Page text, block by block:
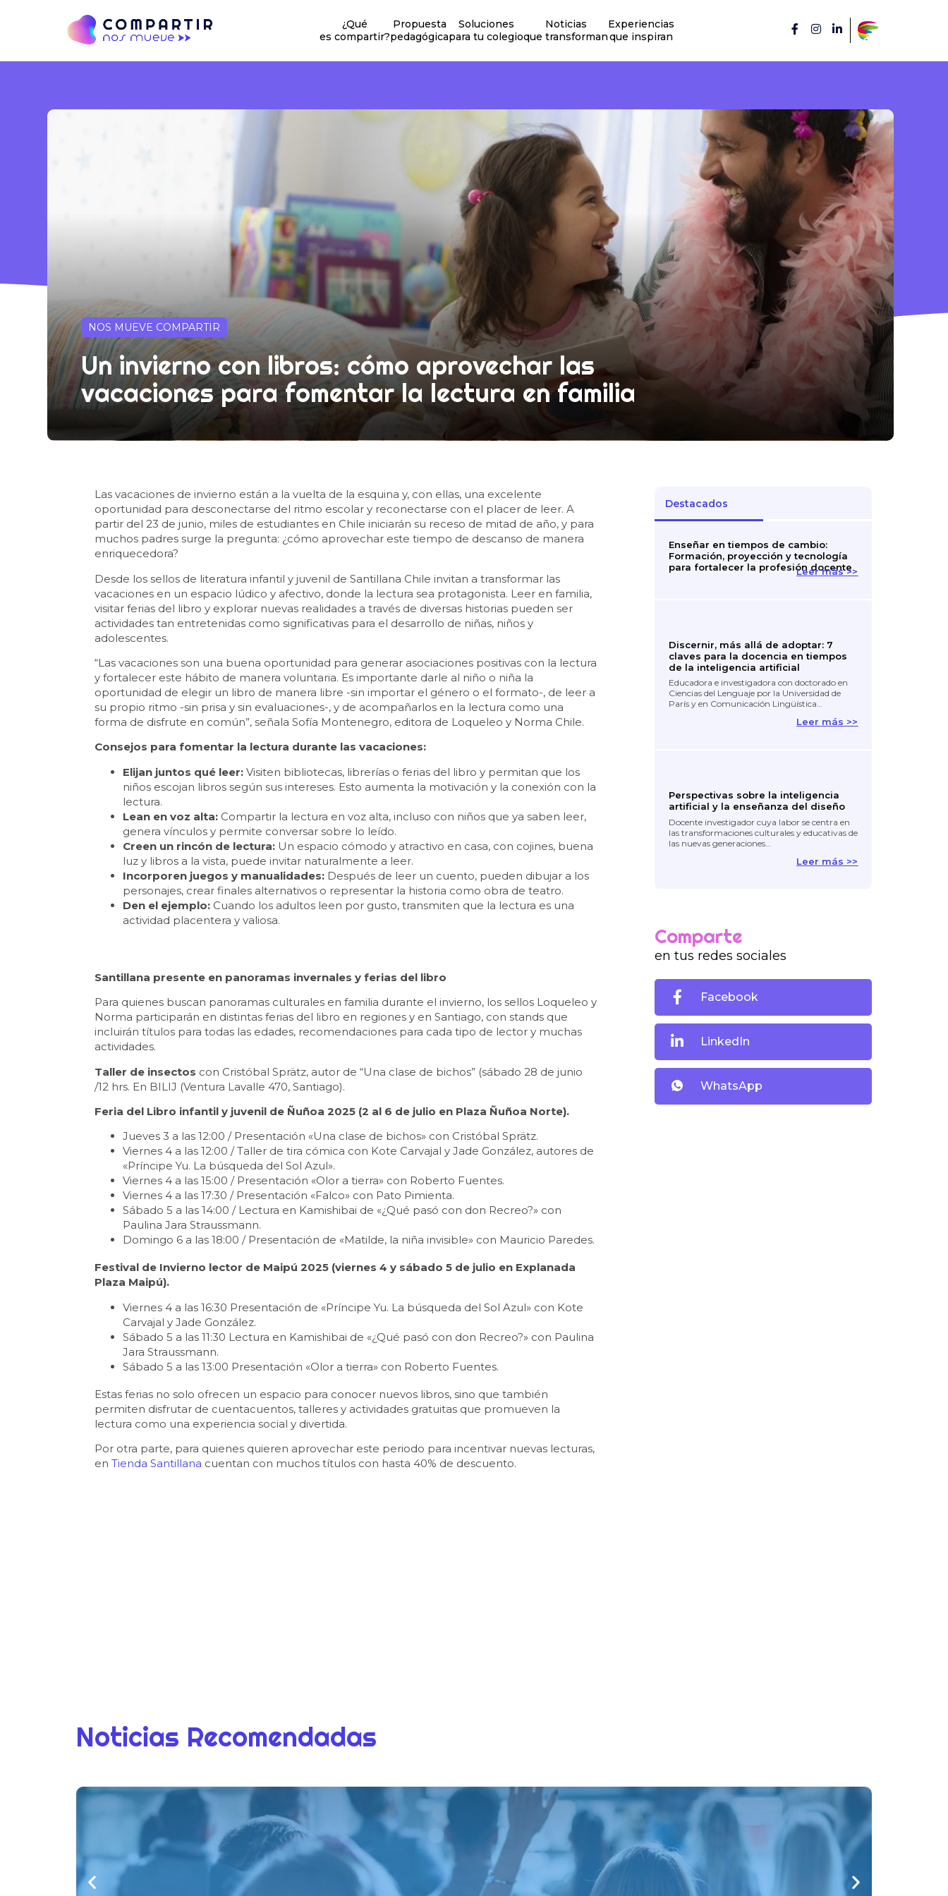
¿Qué
es compartir?
Propuesta
pedagógica
Soluciones
para tu colegio
Noticias
que transforman
Experiencias
que inspiran
NOS MUEVE COMPARTIR
Un invierno con libros: cómo aprovechar las
vacaciones para fomentar la lectura en familia
Las vacaciones de invierno están a la vuelta de la esquina y, con ellas, una excelente
oportunidad para desconectarse del ritmo escolar y reconectarse con el placer de leer. A
partir del 23 de junio, miles de estudiantes en Chile iniciarán su receso de mitad de año, y para
muchos padres surge la pregunta: ¿cómo aprovechar este tiempo de descanso de manera
enriquecedora?
Desde los sellos de literatura infantil y juvenil de Santillana Chile invitan a transformar las
vacaciones en un espacio lúdico y afectivo, donde la lectura sea protagonista. Leer en familia,
visitar ferias del libro y explorar nuevas realidades a través de diversas historias pueden ser
actividades tan entretenidas como significativas para el desarrollo de niñas, niños y
adolescentes.
“Las vacaciones son una buena oportunidad para generar asociaciones positivas con la lectura
y fortalecer este hábito de manera voluntaria. Es importante darle al niño o niña la
oportunidad de elegir un libro de manera libre -sin importar el género o el formato-, de leer a
su propio ritmo -sin prisa y sin evaluaciones-, y de acompañarlos en la lectura como una
forma de disfrute en común”, señala Sofía Montenegro, editora de Loqueleo y Norma Chile.
Consejos para fomentar la lectura durante las vacaciones:
Elijan juntos qué leer: Visiten bibliotecas, librerías o ferias del libro y permitan que los
niños escojan libros según sus intereses. Esto aumenta la motivación y la conexión con la
lectura.
Lean en voz alta: Compartir la lectura en voz alta, incluso con niños que ya saben leer,
genera vínculos y permite conversar sobre lo leído.
Creen un rincón de lectura: Un espacio cómodo y atractivo en casa, con cojines, buena
luz y libros a la vista, puede invitar naturalmente a leer.
Incorporen juegos y manualidades: Después de leer un cuento, pueden dibujar a los
personajes, crear finales alternativos o representar la historia como obra de teatro.
Den el ejemplo: Cuando los adultos leen por gusto, transmiten que la lectura es una
actividad placentera y valiosa.
Santillana presente en panoramas invernales y ferias del libro
Para quienes buscan panoramas culturales en familia durante el invierno, los sellos Loqueleo y
Norma participarán en distintas ferias del libro en regiones y en Santiago, con stands que
incluirán títulos para todas las edades, recomendaciones para cada tipo de lector y muchas
actividades.
Taller de insectos con Cristóbal Sprätz, autor de “Una clase de bichos” (sábado 28 de junio
/12 hrs. En BILIJ (Ventura Lavalle 470, Santiago).
Feria del Libro infantil y juvenil de Ñuñoa 2025 (2 al 6 de julio en Plaza Ñuñoa Norte).
Jueves 3 a las 12:00 / Presentación «Una clase de bichos» con Cristóbal Sprätz.
Viernes 4 a las 12:00 / Taller de tira cómica con Kote Carvajal y Jade González, autores de
«Príncipe Yu. La búsqueda del Sol Azul».
Viernes 4 a las 15:00 / Presentación «Olor a tierra» con Roberto Fuentes.
Viernes 4 a las 17:30 / Presentación «Falco» con Pato Pimienta.
Sábado 5 a las 14:00 / Lectura en Kamishibai de «¿Qué pasó con don Recreo?» con
Paulina Jara Straussmann.
Domingo 6 a las 18:00 / Presentación de «Matilde, la niña invisible» con Mauricio Paredes.
Festival de Invierno lector de Maipú 2025 (viernes 4 y sábado 5 de julio en Explanada
Plaza Maipú).
Viernes 4 a las 16:30 Presentación de «Príncipe Yu. La búsqueda del Sol Azul» con Kote
Carvajal y Jade González.
Sábado 5 a las 11:30 Lectura en Kamishibai de «¿Qué pasó con don Recreo?» con Paulina
Jara Straussmann.
Sábado 5 a las 13:00 Presentación «Olor a tierra» con Roberto Fuentes.
Estas ferias no solo ofrecen un espacio para conocer nuevos libros, sino que también
permiten disfrutar de cuentacuentos, talleres y actividades gratuitas que promueven la
lectura como una experiencia social y divertida.
Por otra parte, para quienes quieren aprovechar este periodo para incentivar nuevas lecturas,
enTienda Santillana cuentan con muchos títulos con hasta 40% de descuento.
Destacados
Enseñar en tiempos de cambio:
Formación, proyección y tecnología
para fortalecer la profesión docente
Leer más >>
Discernir, más allá de adoptar: 7
claves para la docencia en tiempos
de la inteligencia artificial
Educadora e investigadora con doctorado en
Ciencias del Lenguaje por la Universidad de
París y en Comunicación Lingüística…
Leer más >>
Perspectivas sobre la inteligencia
artificial y la enseñanza del diseño
Docente investigador cuya labor se centra en
las transformaciones culturales y educativas de
las nuevas generaciones…
Leer más >>
Comparte
en tus redes sociales
Facebook
LinkedIn
WhatsApp
Noticias Recomendadas